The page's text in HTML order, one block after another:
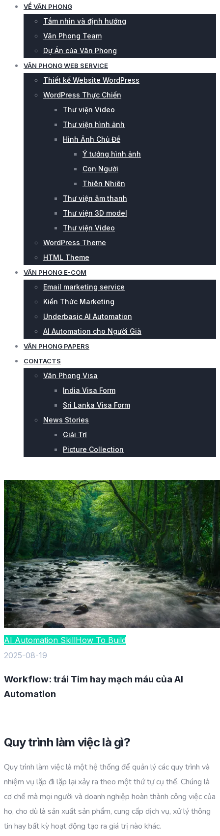
VỀ VÂN PHONG
Tầm nhìn và định hướng
Vân Phong Team
Dự Án của Vân Phong
VÂN PHONG WEB SERVICE
Thiết kế Website WordPress
WordPress Thực Chiến
Thư viện Video
Thư viện hình ảnh
Hình Ảnh Chủ Đề
Ý tưởng hình ảnh
Con Người
Thiên Nhiên
Thư viện âm thanh
Thư viện 3D model
Thư viện Video
WordPress Theme
HTML Theme
VÂN PHONG E-COM
Email marketing service
Kiến Thức Marketing
Underbasic AI Automation
AI Automation cho Người Già
VÂN PHONG PAPERS
CONTACTS
Vân Phong Visa
India Visa Form
Sri Lanka Visa Form
News Stories
Giải Trí
Picture Collection
AI Automation SkillHow To Build
2025-08-19
Workflow: trái Tim hay mạch máu của AI
Automation
Quy trình làm việc là gì?
Quy trình làm việc là một hệ thống để quản lý các quy trình và
nhiệm vụ lặp đi lặp lại xảy ra theo một thứ tự cụ thể. Chúng là
cơ chế mà mọi người và doanh nghiệp hoàn thành công việc của
họ, cho dù là sản xuất sản phẩm, cung cấp dịch vụ, xử lý thông
tin hay bất kỳ hoạt động tạo ra giá trị nào khác.